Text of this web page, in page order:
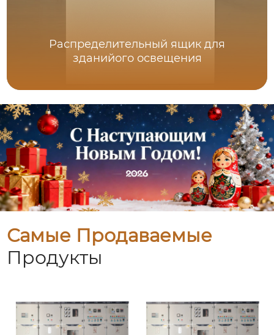
Распределительный ящик для
зданийого освещения
Самые Продаваемые
Продукты